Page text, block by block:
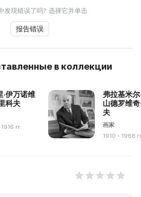
发现错误了吗? 选择它并单击
报告错误
в коллекции
·伊万诺维
科夫
гг
弗拉基米尔
山德罗维奇
夫
画家
1910 - 1968